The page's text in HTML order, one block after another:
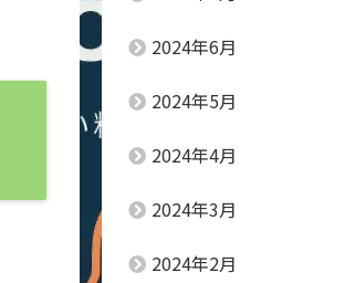
2024年6月
2024年5月
2024年4月
2024年3月
2024年2月